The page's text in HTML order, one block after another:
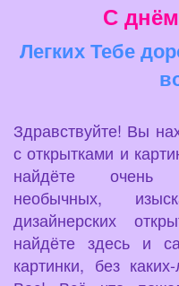
С
Легких Тебе
Здравствуйте! Вы
с открытками и
найдёте очень
необычных,
дизайнерских
найдёте здесь и
картинки, без